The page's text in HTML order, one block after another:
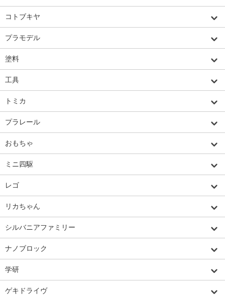
コトブキヤ
プラモデル
塗料
工具
トミカ
プラレール
おもちゃ
ミニ四駆
レゴ
リカちゃん
シルバニアファミリー
ナノブロック
学研
ゲキドライヴ